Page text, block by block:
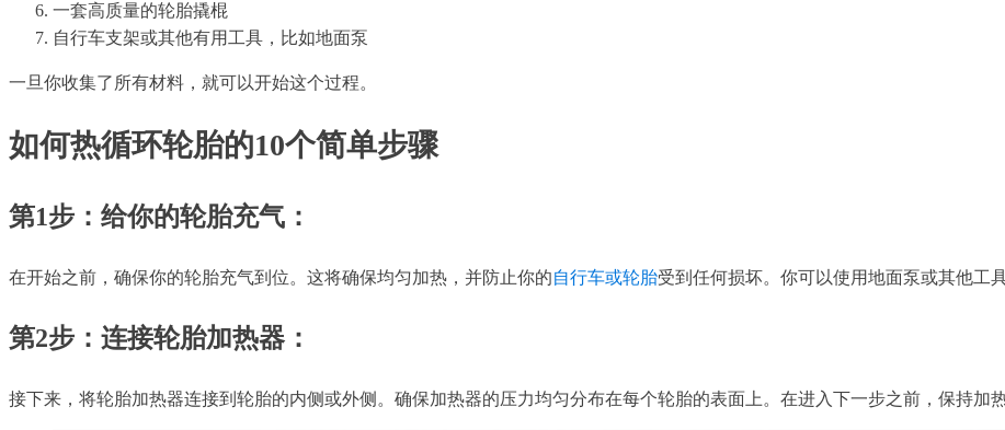
一套高质量的轮胎撬棍
自行车支架或其他有用工具，比如地面泵
一旦你收集了所有材料，就可以开始这个过程。
如何热循环轮胎的10个简单步骤
第1步：给你的轮胎充气：
在开始之前，确保你的轮胎充气到位。这将确保均匀加热，并防止你的自行车或轮胎受到任何损坏。你可以使用地面泵或其他工
第2步：连接轮胎加热器：
接下来，将轮胎加热器连接到轮胎的内侧或外侧。确保加热器的压力均匀分布在每个轮胎的表面上。在进入下一步之前，保持加